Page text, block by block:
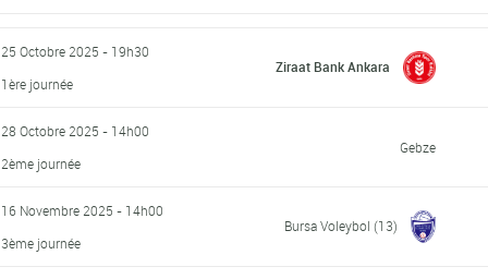
25 Octobre 2025 - 19h30
1ère journée
Ziraat Bank Ankara
28 Octobre 2025 - 14h00
2ème journée
Gebze
16 Novembre 2025 - 14h00
3ème journée
Bursa Voleybol (13)